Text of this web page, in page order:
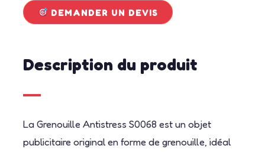
DEMANDER UN DEVIS
Description du produit
La Grenouille Antistress S0068 est un objet
publicitaire original en forme de grenouille, idéal